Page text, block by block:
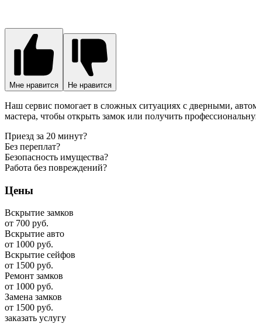
Мне нравится Не нравится
Наш сервис помогает в сложных ситуациях с дверными,
мастера, чтобы открыть замок или получить
Приезд за 20 минут?
Без переплат?
Безопасность имущества?
Работа без повреждений?
Цены
Вскрытие замков
от 700 руб.
Вскрытие авто
от 1000 руб.
Вскрытие сейфов
от 1500 руб.
Ремонт замков
от 1000 руб.
Замена замков
от 1500 руб.
заказать услугу